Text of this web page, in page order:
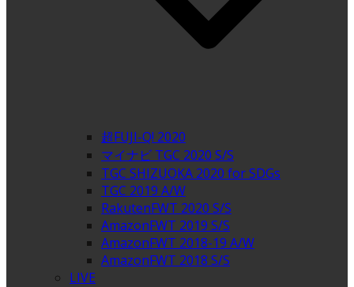
超FUJI-Q! 2020
マイナビ TGC 2020 S/S
TGC SHIZUOKA 2020 for SDGs
TGC 2019 A/W
RakutenFWT 2020 S/S
AmazonFWT 2019 S/S
AmazonFWT 2018-19 A/W
AmazonFWT 2018 S/S
LIVE